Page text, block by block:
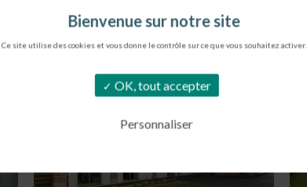
Ce site utilise des cookies et vous donne le contrôle sur ce que vous souhaitez activer.
OK, tout accepter
Personnaliser